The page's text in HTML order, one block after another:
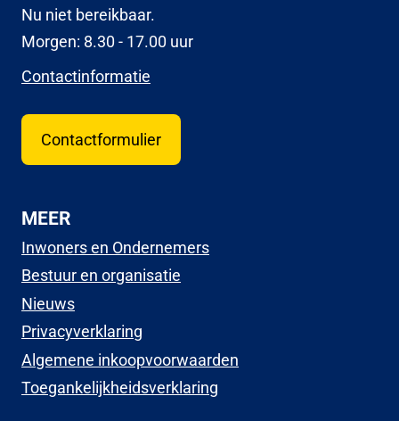
Nu niet bereikbaar.
Morgen: 8.30 - 17.00 uur
Contactinformatie
Contactformulier
MEER
Inwoners en Ondernemers
Bestuur en organisatie
Nieuws
Privacyverklaring
Algemene inkoopvoorwaarden
Toegankelijkheidsverklaring